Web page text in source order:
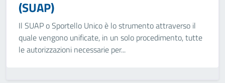
(SUAP)
Il SUAP o Sportello Unico è lo strumento attraverso il
quale vengono unificate, in un solo procedimento, tutte
le autorizzazioni necessarie per...